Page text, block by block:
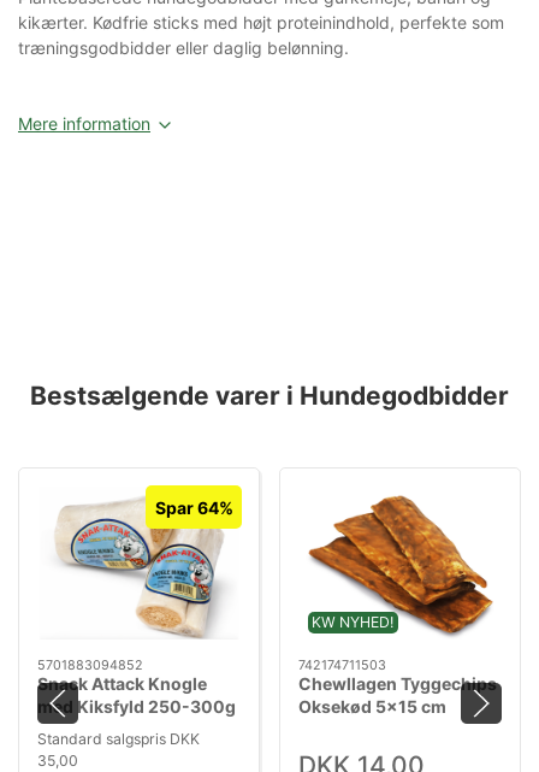
kikærter. Kødfrie sticks med højt proteinindhold, perfekte som
træningsgodbidder eller daglig belønning.
Mere information
Bestsælgende varer i Hundegodbidder
Spar 64%
5701883094852
Snack Attack Knogle
med Kiksfyld 250-300g
– Okse Aktivitetsknogle
til Hund
Standard salgspris DKK
35,00
KW NYHED!
742174711503
Chewllagen Tyggechips
Oksekød 5x15 cm
DKK 14,00